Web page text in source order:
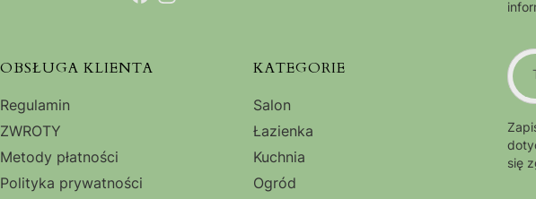
OBSŁUGA KLIENTA
Regulamin
ZWROTY
Metody płatności
Polityka prywatności
KATEGORIE
Salon
Łazienka
Kuchnia
Ogród
się